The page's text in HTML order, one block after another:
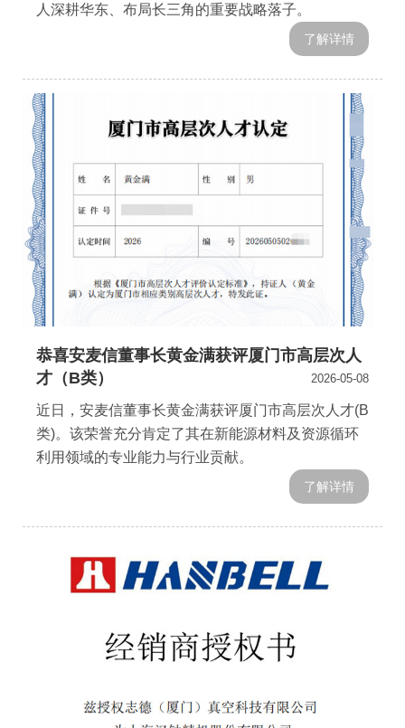
人深耕华东、布局长三角的重要战略落子。
了解详情
恭喜安麦信董事长黄金满获评厦门市高层次人
才（B类）
2026-05-08
近日，安麦信董事长黄金满获评厦门市高层次人才(B
类)。该荣誉充分肯定了其在新能源材料及资源循环
利用领域的专业能力与行业贡献。
了解详情